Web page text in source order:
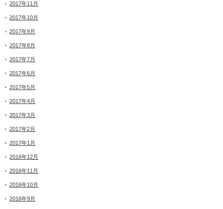
2017年11月
2017年10月
2017年9月
2017年8月
2017年7月
2017年6月
2017年5月
2017年4月
2017年3月
2017年2月
2017年1月
2016年12月
2016年11月
2016年10月
2016年9月